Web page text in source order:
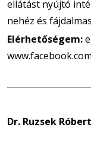
ellátást nyújtó
nehéz és
Elérhetőségem:
Dr. Ruzsek